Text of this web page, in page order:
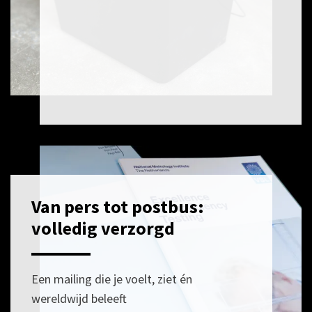
POSTED
30
APRIL
2026
Van pers tot postbus:
volledig verzorgd
Een mailing die je voelt, ziet én
wereldwijd beleeft